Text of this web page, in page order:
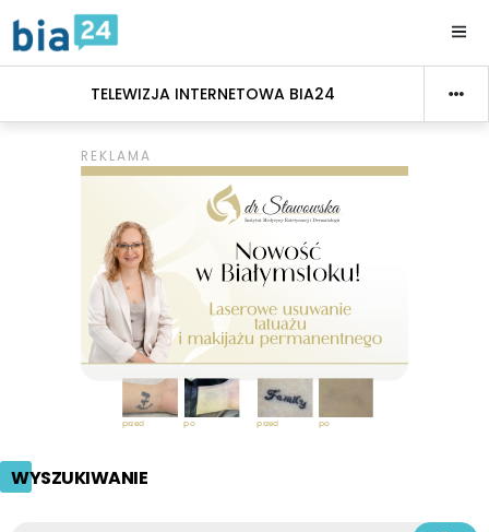
TELEWIZJA INTERNETOWA BIA24
WYSZUKIWANIE